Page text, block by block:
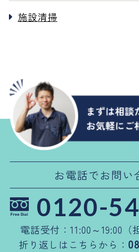
施設清掃
お電話でお問い
0120-
電話受付：11:00～19:00（
折り返しはこちらから：